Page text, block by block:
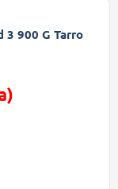
3 900 G Tarro